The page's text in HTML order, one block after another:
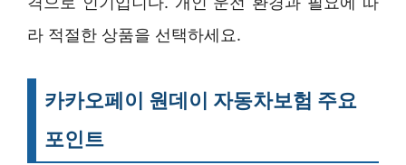
라 적절한 상품을 선택하세요.
카카오페이 원데이 자동차보험 주요
포인트